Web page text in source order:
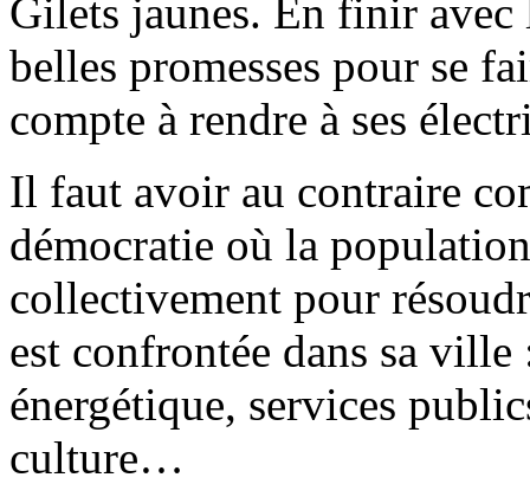
Gilets jaunes. En finir
belles promesses pour se
compte à rendre à ses
Il faut avoir au contraire
démocratie où la
collectivement pour
est confrontée dans sa
énergétique, services
culture…